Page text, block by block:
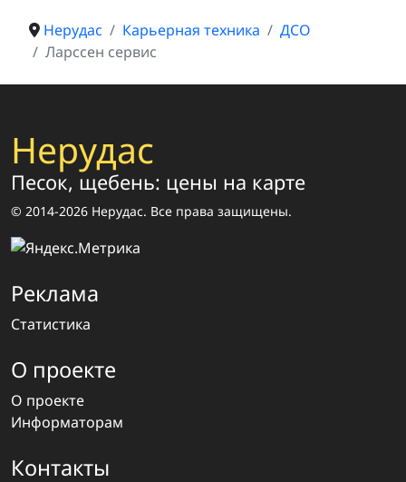
Нерудас Карьерная техника
ДСО
Ларссен сервис
Нерудас
Песок, щебень: цены на карте
© 2014-2026 Нерудас. Все права защищены.
Реклама
Статистика
О проекте
О проекте
Информаторам
Контакты